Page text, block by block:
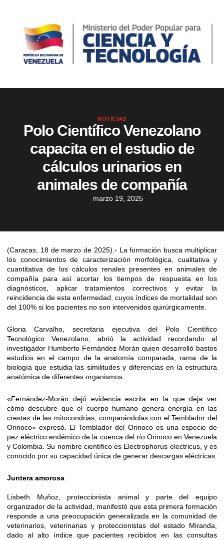
NOTICIAS
Polo Científico Venezolano
capacita en el estudio de
cálculos urinarios en
animales de compañía
marzo 19, 2025
(Caracas, 18 de marzo de 2025).- La formación busca multiplicar
los conocimientos de caracterización morfológica, cualitativa y
cuantitativa de los cálculos renales presentes en animales de
compañía para así acortar los tiempos de respuesta en los
diagnósticos, aplicar tratamientos correctivos y evitar la
reincidencia de esta enfermedad, cuyos índices de mortalidad son
del 100% si los pacientes no son intervenidos quirúrgicamente.
Gloria Carvalho, secretaria ejecutiva del Polo Científico
Tecnológico Venezolano, abrió la actividad recordando al
investigador Humberto Fernández-Morán quien desarrolló bastos
estudios en el campo de la anatomía comparada, rama de la
biología que estudia las similitudes y diferencias en la estructura
anatómica de diferentes organismos.
«Fernández-Morán dejó evidencia escrita en la que deja ver
cómo descubre que el cuerpo humano genera energía en las
crestas de las mitocondrias, comparándolas con el Temblador del
Orinoco» expresó. El Temblador del Orinoco es una especie de
pez eléctrico endémico de la cuenca del río Orinoco en Venezuela
y Colombia. Su nombre científico es Electrophorus electricus, y es
conocido por su capacidad única de generar descargas eléctricas.
Juntera amorosa
Lisbeth Muñoz, proteccionista animal y parte del equipo
organizador de la actividad, manifestó que esta primera formación
responde a una preocupación generalizada en la comunidad de
veterinarios, veterinarias y proteccionistas del estado Miranda,
dado al alto índice que pacientes recibidos en las consultas